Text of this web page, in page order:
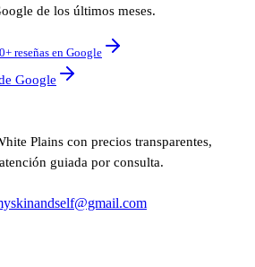
de los últimos meses.
reseñas en Google
Google
Plains con precios transparentes,
guiada por consulta.